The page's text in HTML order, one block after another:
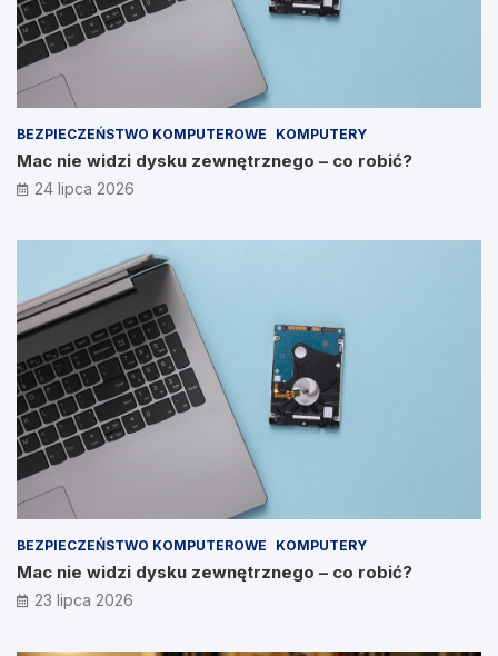
BEZPIECZEŃSTWO KOMPUTEROWE KOMPUTERY
Mac nie widzi dysku zewnętrznego – co robić?
24 lipca 2026
BEZPIECZEŃSTWO KOMPUTEROWE KOMPUTERY
Mac nie widzi dysku zewnętrznego – co robić?
23 lipca 2026